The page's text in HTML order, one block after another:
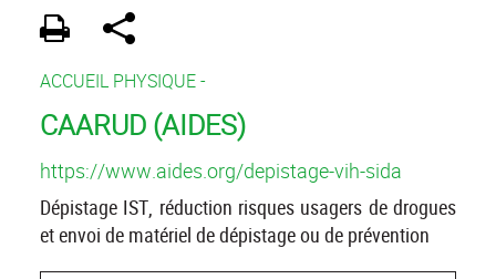
ACCUEIL PHYSIQUE -
CAARUD (AIDES)
https://www.aides.org/depistage-vih-sida
Dépistage IST, réduction risques usagers de drogues
et envoi de matériel de dépistage ou de prévention